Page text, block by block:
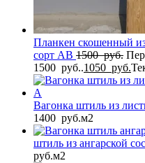
Планкен скошенный
сорт AB 1500руб.
1500 руб..1050 руб.
Вагонка штиль из
1400 руб.м2
штиль из ангарской
руб.м2